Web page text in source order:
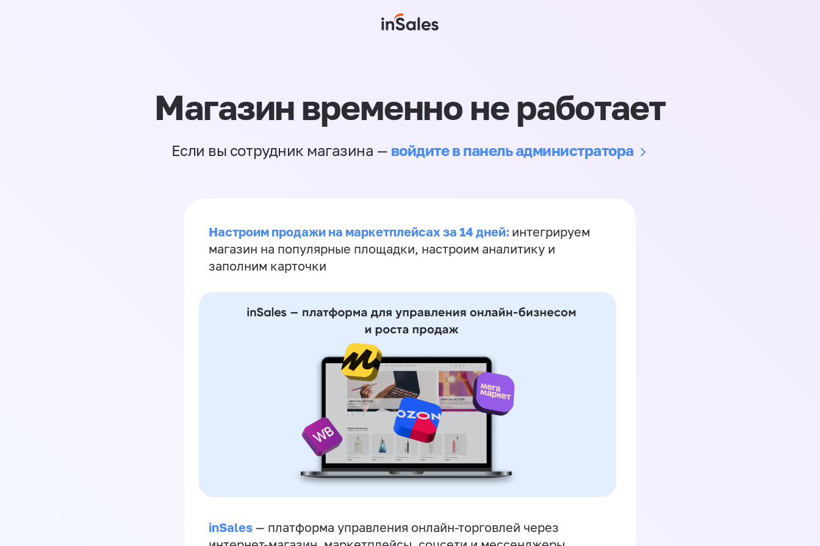
Магазин временно не работает
Если вы сотрудник магазина — войдите в панель администратора
Настроим продажи на маркетплейсах за 14 дней: интегрируем
магазин на популярные площадки, настроим аналитику и
заполним карточки
inSales — платформа управления онлайн-торговлей через